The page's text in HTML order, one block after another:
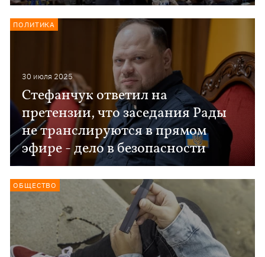
30 июля 2025
Стефанчук ответил на
претензии, что заседания Рады
не транслируются в прямом
эфире - дело в безопасности
ПОЛИТИКА
ОБЩЕСТВО